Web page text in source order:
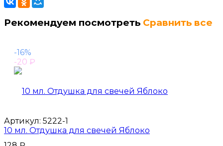
Рекомендуем посмотреть Сравнить все
-16%
-20 ₽
Артикул: 5222-1
10 мл. Отдушка для свечей Яблоко